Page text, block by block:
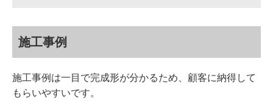
施工事例
施工事例は一目で完成形が分かるため、顧客に納得して
もらいやすいです。